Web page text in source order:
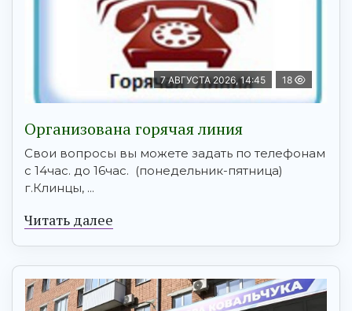
7 АВГУСТА 2026, 14:45 18
Организована горячая линия
Свои вопросы вы можете задать по телефонам
с 14час. до 16час. (понедельник-пятница)
г.Клинцы, ...
Читать далее